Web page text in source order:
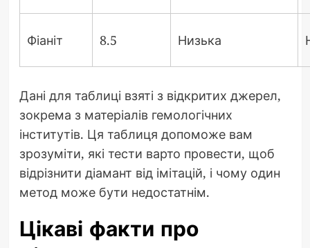
Фіаніт 8.5 Низька
Дані для таблиці взяті з відкритих джерел,
зокрема з матеріалів гемологічних
інститутів. Ця таблиця допоможе вам
зрозуміти, які тести варто провести, щоб
відрізнити діамант від імітацій, і чому один
метод може бути недостатнім.
Цікаві факти про